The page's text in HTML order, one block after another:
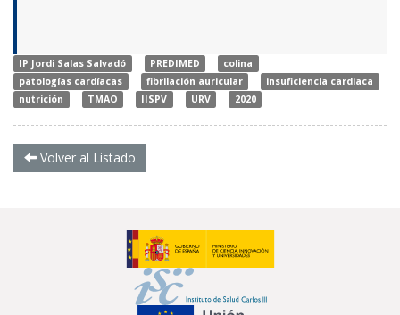
IP Jordi Salas Salvadó PREDIMED
colina
patologías cardíacas
fibrilación auricular
insuficiencia cardiaca
nutrición
TMAO IISPV URV 2020
Volver al Listado